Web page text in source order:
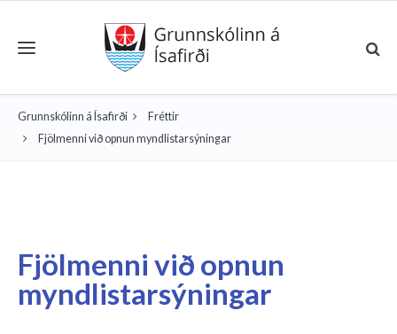
Toggle navigation
Grunnskólinn á Ísafirði
Fréttir
Fjölmenni við opnun myndlistarsýningar
Fjölmenni við opnun
myndlistarsýningar